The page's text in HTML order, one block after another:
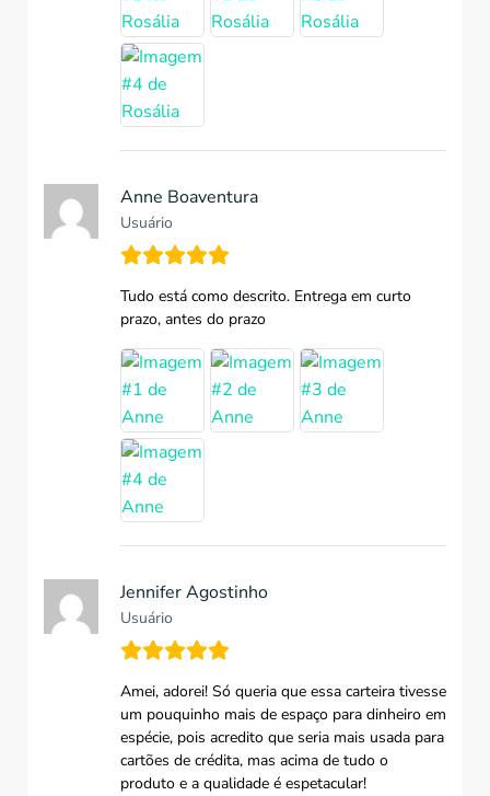
Anne Boaventura
Usuário
Tudo está como descrito. Entrega em curto
prazo, antes do prazo
Jennifer Agostinho
Usuário
Amei, adorei! Só queria que essa carteira tivesse
um pouquinho mais de espaço para dinheiro em
espécie, pois acredito que seria mais usada para
cartões de crédita, mas acima de tudo o
produto e a qualidade é espetacular!